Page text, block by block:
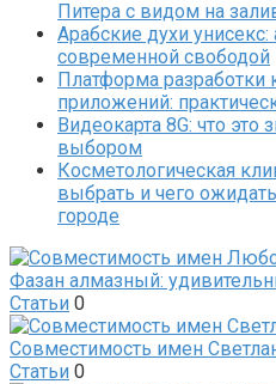
Питера с видом на
Арабские духи
современной свободой
Платформа разработки
приложений:
Видеокарта 8G: что это
выбором
Косметологическая
выбрать и чего
городе
Фазан алмазный:
Статьи 0
Совместимость имен
Статьи 0